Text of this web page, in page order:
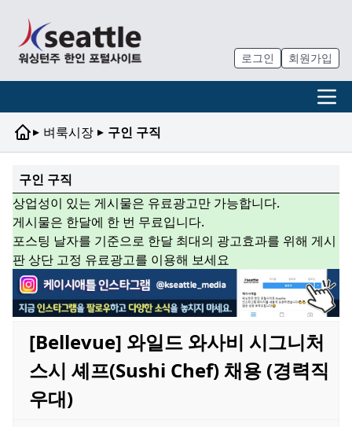
로그인 회원가입
▸ 벼룩시장 ▸ 구인 구직
구인 구직
상업성이 있는 게시물은 유료광고만 가능합니다.
게시물은 한달에 한 번 무료입니다.
포스팅 날자를 기준으로 한달 최대의 광고효과를 위해 게시
판 상단 고정 유료광고를 이용해 보세요
[Bellevue] 와일드 와사비 시그니처
스시 셰프(Sushi Chef) 채용 (경력직
우대)